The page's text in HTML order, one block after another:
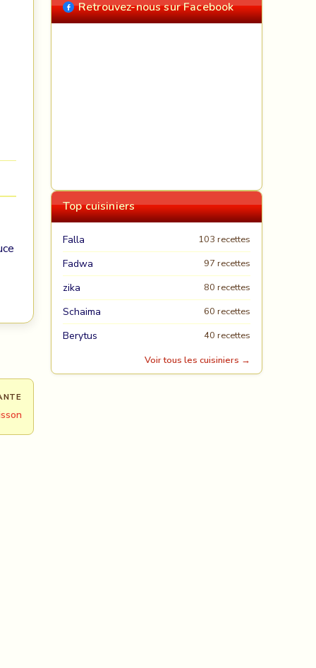
Retrouvez-nous sur Facebook
Top cuisiniers
Falla 103 recettes
Fadwa 97 recettes
zika 80 recettes
Schaima 60 recettes
Berytus
40 recettes
Voir tous les cuisiniers →